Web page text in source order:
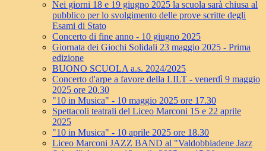
Nei giorni 18 e 19 giugno 2025 la scuola sarà chiusa al
pubblico per lo svolgimento delle prove scritte degli
Esami di Stato
Concerto di fine anno - 10 giugno 2025
Giornata dei Giochi Solidali 23 maggio 2025 - Prima
edizione
BUONO SCUOLA a.s. 2024/2025
Concerto d'arpe a favore della LILT - venerdì 9 maggio
2025 ore 20.30
"10 in Musica" - 10 maggio 2025 ore 17.30
Spettacoli teatrali del Liceo Marconi 15 e 22 aprile
2025
"10 in Musica" - 10 aprile 2025 ore 18.30
Liceo Marconi JAZZ BAND al "Valdobbiadene Jazz